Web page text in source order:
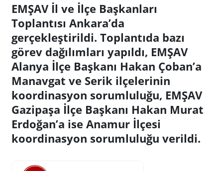
EMŞAV İl ve İlçe Başkanları
Toplantısı Ankara’da
gerçekleştirildi. Toplantıda bazı
görev dağılımları yapıldı, EMŞAV
Alanya İlçe Başkanı Hakan Çoban’a
Manavgat ve Serik ilçelerinin
koordinasyon sorumluluğu, EMŞAV
Gazipaşa İlçe Başkanı Hakan Murat
Erdoğan’a ise Anamur İlçesi
koordinasyon sorumluluğu verildi.